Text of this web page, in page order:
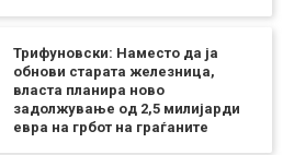
Трифуновски: Наместо да ја
обнови старата железница,
власта планира ново
задолжување од 2,5 милијарди
евра на грбот на граѓаните